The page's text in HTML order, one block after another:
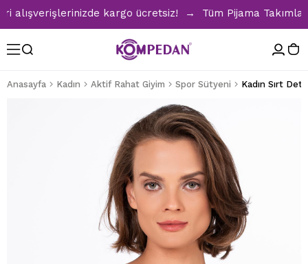
kargo ücretsiz! → Tüm Pijama
Anasayfa Kadın Aktif Rahat Giyim Spor Sütyeni Kadın Sırt